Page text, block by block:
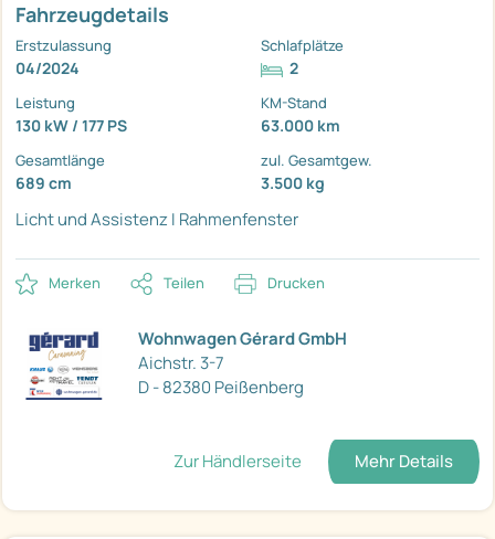
Fahrzeugdetails
Erstzulassung
04/2024
Schlafplätze
2
Leistung
130 kW / 177 PS
KM-Stand
63.000 km
Gesamtlänge
689 cm
zul. Gesamtgew.
3.500 kg
Licht und Assistenz I Rahmenfenster
Merken Teilen Drucken
Wohnwagen Gérard GmbH
Aichstr. 3-7
D - 82380 Peißenberg
Zur Händlerseite Mehr Details